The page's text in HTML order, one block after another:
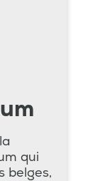
qui
belges,